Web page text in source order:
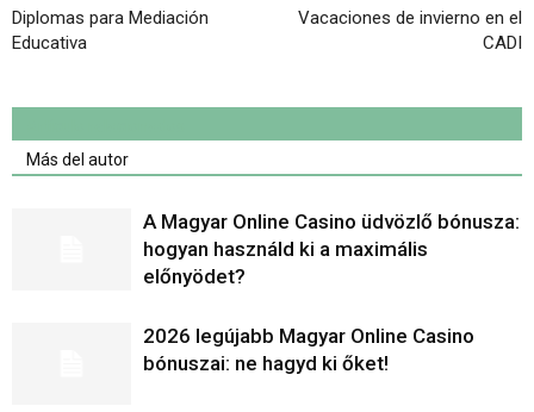
Diplomas para Mediación
Educativa
Vacaciones de invierno en el
CADI
Más del autor
A Magyar Online Casino üdvözlő bónusza:
hogyan használd ki a maximális
előnyödet?
2026 legújabb Magyar Online Casino
bónuszai: ne hagyd ki őket!